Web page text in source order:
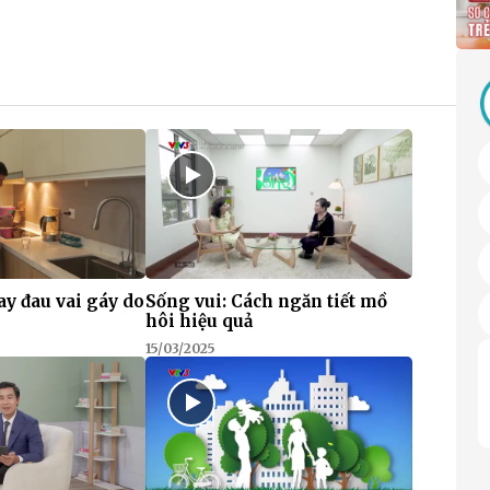
đau vai gáy doSống vui: Cách ngăn tiết mồ
hôi hiệu quả
15/03/2025